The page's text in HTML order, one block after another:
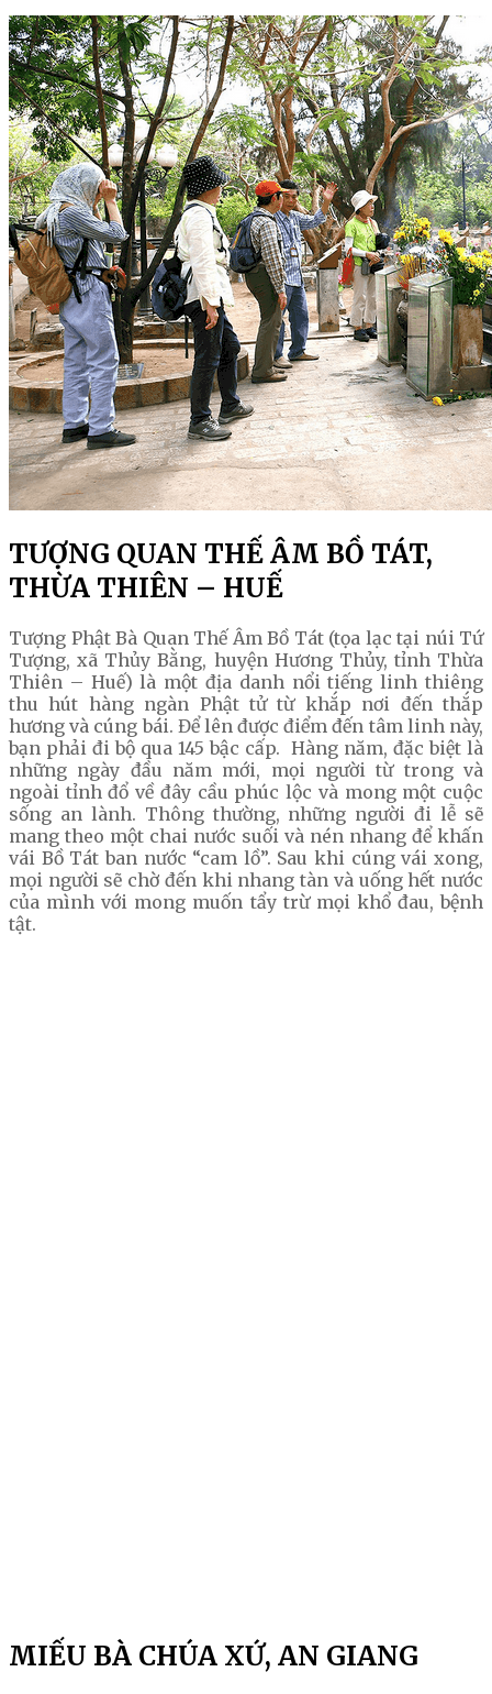
TƯỢNG QUAN THẾ ÂM BỒ TÁT,
THỪA THIÊN – HUẾ
Tượng Phật Bà Quan Thế Âm Bồ Tát (tọa lạc tại núi Tứ
Tượng, xã Thủy Bằng, huyện Hương Thủy, tỉnh Thừa
Thiên – Huế) là một địa danh nổi tiếng linh thiêng
thu hút hàng ngàn Phật tử từ khắp nơi đến thắp
hương và cúng bái. Để lên được điểm đến tâm linh này,
bạn phải đi bộ qua 145 bậc cấp. Hàng năm, đặc biệt là
những ngày đầu năm mới, mọi người từ trong và
ngoài tỉnh đổ về đây cầu phúc lộc và mong một cuộc
sống an lành. Thông thường, những người đi lễ sẽ
mang theo một chai nước suối và nén nhang để khấn
vái Bồ Tát ban nước “cam lồ”. Sau khi cúng vái xong,
mọi người sẽ chờ đến khi nhang tàn và uống hết nước
của mình với mong muốn tẩy trừ mọi khổ đau, bệnh
tật.
MIẾU BÀ CHÚA XỨ, AN GIANG